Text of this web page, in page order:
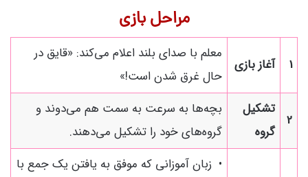
مراحل بازی
1 آغاز بازی
معلم با صدای بلند اعلام می‌کند: «قایق در
حال غرق شدن است!»
2
تشکیل
گروه
بچه‌ها به سرعت به سمت هم می‌دوند و
گروه‌های خود را تشکیل می‌دهند.
• زبان آموزانی که موفق به یافتن یک جمع با